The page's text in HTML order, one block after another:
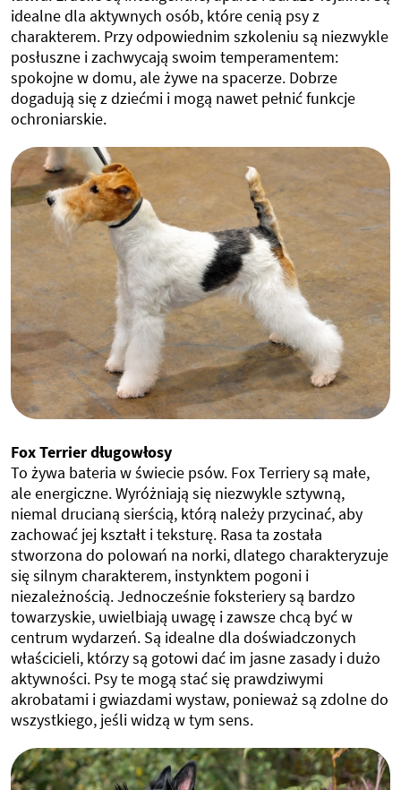
idealne dla aktywnych osób, które cenią psy z
charakterem. Przy odpowiednim szkoleniu są niezwykle
posłuszne i zachwycają swoim temperamentem:
spokojne w domu, ale żywe na spacerze. Dobrze
dogadują się z dziećmi i mogą nawet pełnić funkcje
ochroniarskie.
Fox Terrier długowłosy
To żywa bateria w świecie psów. Fox Terriery są małe,
ale energiczne. Wyróżniają się niezwykle sztywną,
niemal drucianą sierścią, którą należy przycinać, aby
zachować jej kształt i teksturę. Rasa ta została
stworzona do polowań na norki, dlatego charakteryzuje
się silnym charakterem, instynktem pogoni i
niezależnością. Jednocześnie foksteriery są bardzo
towarzyskie, uwielbiają uwagę i zawsze chcą być w
centrum wydarzeń. Są idealne dla doświadczonych
właścicieli, którzy są gotowi dać im jasne zasady i dużo
aktywności. Psy te mogą stać się prawdziwymi
akrobatami i gwiazdami wystaw, ponieważ są zdolne do
wszystkiego, jeśli widzą w tym sens.